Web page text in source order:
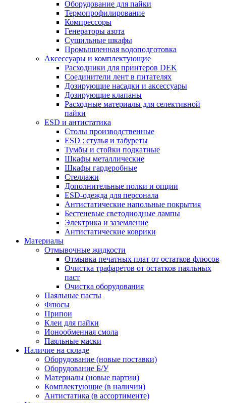
Оборудование для пайки
Термопрофилирование
Компрессоры
Генераторы азота
Сушильные шкафы
Промышленная водоподготовка
Аксессуары и комплектующие
Расходники для принтеров DEK
Соединители лент в питателях
Дозирующие насадки и аксессуары
Дозирующие клапаны
Расходные материалы для селективной
пайки
ESD и антистатика
Столы производственные
ESD : cтулья и табуреты
Тумбы и стойки подкатные
Шкафы металлические
Шкафы гардеробные
Стеллажи
Дополнительные полки и опции
ESD-одежда для персонала
Антистатические напольные покрытия
Бестеневые светодиодные лампы
Электрика и заземление
Антистатические коврики
Материалы
Отмывочные жидкости
Отмывка печатных плат от остатков флюсов
Очистка трафаретов от остатков паяльных
паст
Очистка оборудования
Паяльные пасты
Флюсы
Припои
Клеи для пайки
Ионообменная смола
Паяльные маски
Наличие на складе
Оборудование (новые поставки)
Оборудование Б/У
Материалы (новые партии)
Комплектующие (в наличии)
Антистатика (в ассортименте)